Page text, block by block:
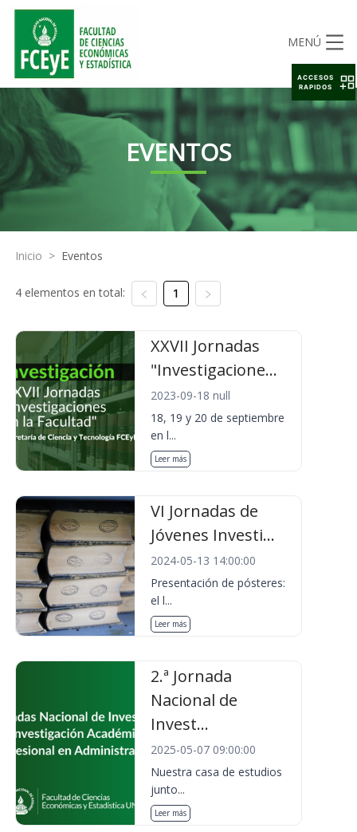
MENÚ
EVENTOS
Inicio > Eventos
4 elementos en total: 1
XXVII Jornadas
"Investigacione...
2023-09-18 null
18, 19 y 20 de septiembre
en l...
Leer más
VI Jornadas de
Jóvenes Investi...
2024-05-13 14:00:00
Presentación de pósteres:
el l...
Leer más
2.ª Jornada
Nacional de
Invest...
2025-05-07 09:00:00
Nuestra casa de estudios
junto...
Leer más
ACCESOS
RAPIDOS